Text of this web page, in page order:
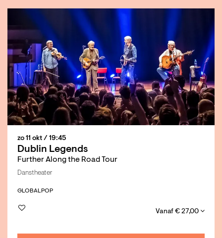
Dublin Legends
Further Along the Road Tour
zo 11 okt / 19:45
Danstheater
GLOBALPOP
Vanaf € 27,00